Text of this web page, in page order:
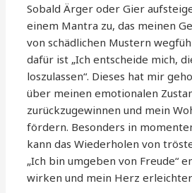
Sobald Ärger oder Gier
einem Mantra zu, das meinen
von schädlichen Mustern
dafür ist „Ich entscheide mich,
loszulassen“. Dieses hat mir
über meinen emotionalen
zurückzugewinnen und mein
fördern. Besonders in
kann das Wiederholen von
„Ich bin umgeben von Freude“
wirken und mein Herz